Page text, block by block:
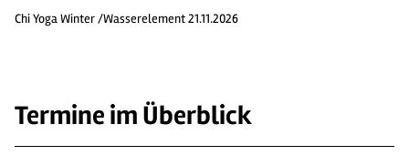
Chi Yoga Winter /Wasserelement 21.11.2026
Termine im Überblick